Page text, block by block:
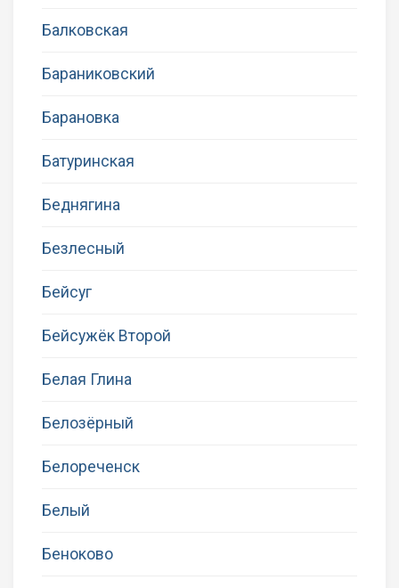
Балковская
Бараниковский
Барановка
Батуринская
Беднягина
Безлесный
Бейсуг
Бейсужёк Второй
Белая Глина
Белозёрный
Белореченск
Белый
Беноково